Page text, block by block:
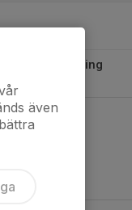
SI och tidtagning
länk
även